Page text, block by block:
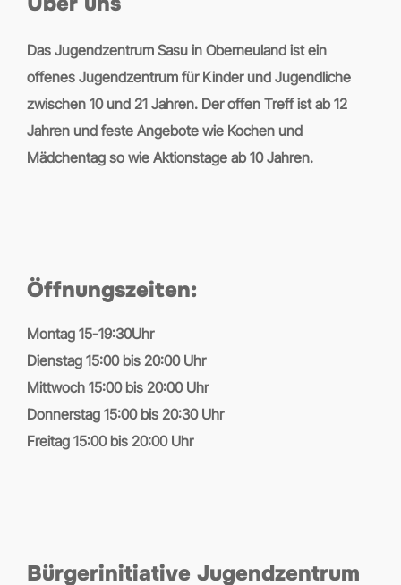
Das Jugendzentrum Sasu in Oberneuland ist ein
offenes Jugendzentrum für Kinder und Jugendliche
zwischen 10 und 21 Jahren. Der offen Treff ist ab 12
Jahren und feste Angebote wie Kochen und
Mädchentag so wie Aktionstage ab 10 Jahren.
Öffnungszeiten:
Montag 15-19:30Uhr
Dienstag 15:00 bis 20:00 Uhr
Mittwoch 15:00 bis 20:00 Uhr
Donnerstag 15:00 bis 20:30 Uhr
Freitag 15:00 bis 20:00 Uhr
Bürgerinitiative Jugendzentrum